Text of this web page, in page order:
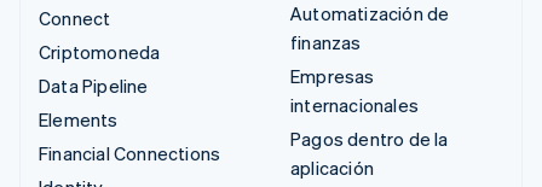
Connect
Criptomoneda
Data Pipeline
Elements
Financial Connections
Automatización de
finanzas
Empresas
internacionales
Pagos dentro de la
aplicación